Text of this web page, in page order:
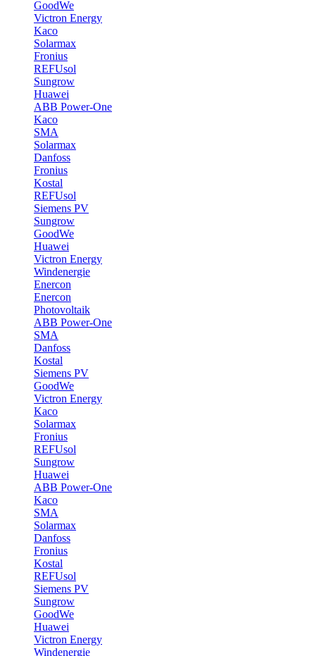
GoodWe
Victron Energy
Kaco
Solarmax
Fronius
REFUsol
Sungrow
Huawei
ABB Power-One
Kaco
SMA
Solarmax
Danfoss
Fronius
Kostal
REFUsol
Siemens PV
Sungrow
GoodWe
Huawei
Victron Energy
Windenergie
Enercon
Enercon
Photovoltaik
ABB Power-One
SMA
Danfoss
Kostal
Siemens PV
GoodWe
Victron Energy
Kaco
Solarmax
Fronius
REFUsol
Sungrow
Huawei
ABB Power-One
Kaco
SMA
Solarmax
Danfoss
Fronius
Kostal
REFUsol
Siemens PV
Sungrow
GoodWe
Huawei
Victron Energy
Windenergie